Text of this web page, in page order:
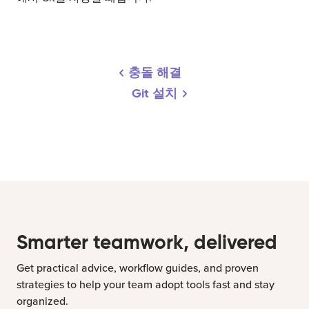
충돌 해결
Git 설치
Smarter teamwork, delivered
Get practical advice, workflow guides, and proven
strategies to help your team adopt tools fast and stay
organized.